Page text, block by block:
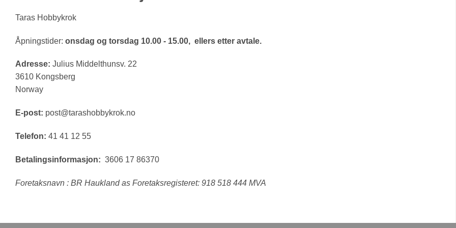
Taras Hobbykrok
Åpningstider: onsdag og torsdag 10.00 - 15.00, ellers etter avtale.
Adresse: Julius Middelthunsv. 22
3610 Kongsberg
Norway
E-post: post@tarashobbykrok.no
Telefon: 41 41 12 55
Betalingsinformasjon: 3606 17 86370
Foretaksnavn : BR Haukland as Foretaksregisteret: 918 518 444 MVA